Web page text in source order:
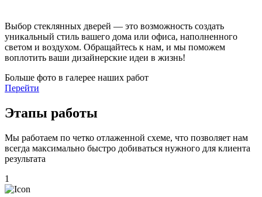
Выбор стеклянных дверей — это возможность создать
уникальный стиль вашего дома или офиса, наполненного
светом и воздухом. Обращайтесь к нам, и мы поможем
воплотить ваши дизайнерские идеи в жизнь!
Больше фото в галерее наших работ
Перейти
Этапы работы
Мы работаем по четко отлаженной схеме, что позволяет нам
всегда максимально быстро добиваться нужного для клиента
результата
1